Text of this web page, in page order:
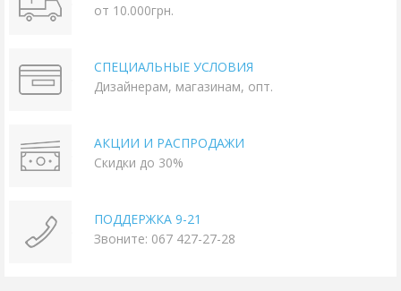
от 10.000грн.
СПЕЦИАЛЬНЫЕ УСЛОВИЯ
Дизайнерам, магазинам, опт.
АКЦИИ И РАСПРОДАЖИ
Скидки до 30%
ПОДДЕРЖКА 9-21
Звоните: 067 427-27-28